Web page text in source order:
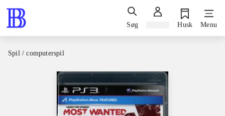
Søg Husk Menu
Spil / computerspil